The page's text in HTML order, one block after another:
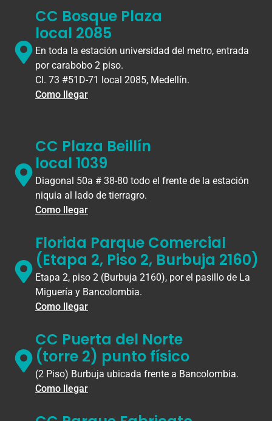
CC Bosque Plaza
local 2085
En toda la estación universidad del metro, entrada
por carabobo 2 piso.
Cl. 73 #51D-71 local 2085, Medellín.
Como llegar
CC Plaza Beillín
local 1039
Diagonal 50a # 38-80 todo el frente de la estación
niquia al lado de tierragro.
Como llegar
Florida Parque Comercial
(Etapa 2, Piso 2, Burbuja 2160)
Etapa 2, piso 2 (Burbuja 2160), por el pasillo de La
Miguería y Bancolombia.
Como llegar
CC Puerta del Norte
(torre 2) punto físico
(2 Piso) Burbuja ubicada frente a Bancolombia.
Como llegar